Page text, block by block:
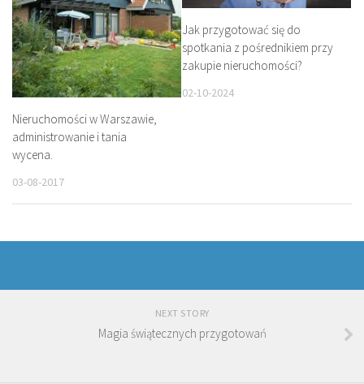
Nieruchomości w Warszawie,
administrowanie i tania
wycena.
03-08-2017
Jak przygotować się do
spotkania z pośrednikiem przy
zakupie nieruchomości?
02-10-2024
NEXT STORY
Magia świątecznych przygotowań